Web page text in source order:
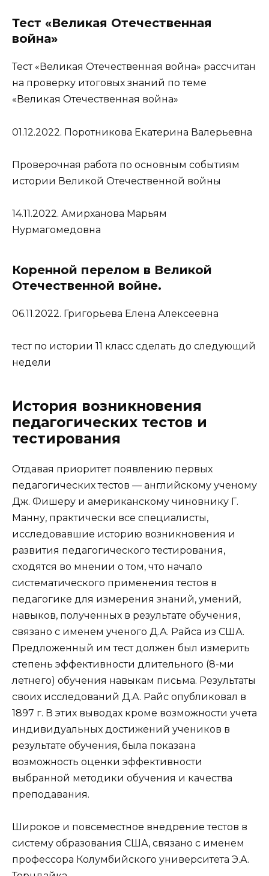
Тест «Великая Отечественная
война»
Тест «Великая Отечественная война» рассчитан
на проверку итоговых знаний по теме
«Великая Отечественная война»
01.12.2022. Поротникова Екатерина Валерьевна
Проверочная работа по основным событиям
истории Великой Отечественной войны
14.11.2022. Амирханова Марьям
Нурмагомедовна
Коренной перелом в Великой
Отечественной войне.
06.11.2022. Григорьева Елена Алексеевна
тест по истории 11 класс сделать до следующий
недели
История возникновения
педагогических тестов и
тестирования
Отдавая приоритет появлению первых
педагогических тестов — английскому ученому
Дж. Фишеру и американскому чиновнику Г.
Манну, практически все специалисты,
исследовавшие историю возникновения и
развития педагогического тестирования,
сходятся во мнении о том, что начало
систематического применения тестов в
педагогике для измерения знаний, умений,
навыков, полученных в результате обучения,
связано с именем ученого Д.А. Райса из США.
Предложенный им тест должен был измерить
степень эффективности длительного (8-ми
летнего) обучения навыкам письма. Результаты
своих исследований Д.А. Райс опубликовал в
1897 г. В этих выводах кроме возможности учета
индивидуальных достижений учеников в
результате обучения, была показана
возможность оценки эффективности
выбранной методики обучения и качества
преподавания.
Широкое и повсеместное внедрение тестов в
систему образования США, связано с именем
профессора Колумбийского университета Э.А.